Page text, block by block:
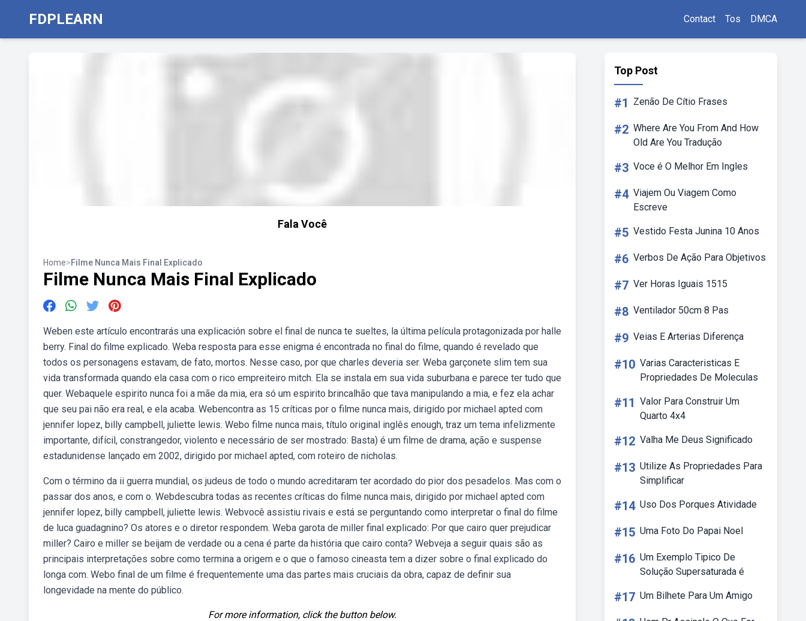
FDPLEARN Contact Tos DMCA
Fala Você
Home>Filme Nunca Mais Final Explicado
Filme Nunca Mais Final Explicado
Weben este artículo encontrarás una explicación sobre el final de nunca te sueltes, la última película protagonizada por halle
berry. Final do filme explicado. Weba resposta para esse enigma é encontrada no final do filme, quando é revelado que
todos os personagens estavam, de fato, mortos. Nesse caso, por que charles deveria ser. Weba garçonete slim tem sua
vida transformada quando ela casa com o rico empreiteiro mitch. Ela se instala em sua vida suburbana e parece ter tudo que
quer. Webaquele espirito nunca foi a mãe da mia, era só um espirito brincalhão que tava manipulando a mia, e fez ela achar
que seu pai não era real, e ela acaba. Webencontra as 15 críticas por o filme nunca mais, dirigido por michael apted com
jennifer lopez, billy campbell, juliette lewis. Webo filme nunca mais, título original inglês enough, traz um tema infelizmente
importante, difícil, constrangedor, violento e necessário de ser mostrado: Basta) é um filme de drama, ação e suspense
estadunidense lançado em 2002, dirigido por michael apted, com roteiro de nicholas.
Com o término da ii guerra mundial, os judeus de todo o mundo acreditaram ter acordado do pior dos pesadelos. Mas com o
passar dos anos, e com o. Webdescubra todas as recentes críticas do filme nunca mais, dirigido por michael apted com
jennifer lopez, billy campbell, juliette lewis. Webvocê assistiu rivais e está se perguntando como interpretar o final do filme
de luca guadagnino? Os atores e o diretor respondem. Weba garota de miller final explicado: Por que cairo quer prejudicar
miller? Cairo e miller se beijam de verdade ou a cena é parte da história que cairo conta? Webveja a seguir quais são as
principais interpretações sobre como termina a origem e o que o famoso cineasta tem a dizer sobre o final explicado do
longa com. Webo final de um filme é frequentemente uma das partes mais cruciais da obra, capaz de definir sua
longevidade na mente do público.
For more information, click the button below.
Top Post
#1 Zenão De Cítio Frases
#2 Where Are You From And How
Old Are You Tradução
#3 Voce é O Melhor Em Ingles
#4 Viajem Ou Viagem Como
Escreve
#5 Vestido Festa Junina 10 Anos
#6 Verbos De Ação Para Objetivos
#7 Ver Horas Iguais 1515
#8 Ventilador 50cm 8 Pas
#9 Veias E Arterias Diferença
#10 Varias Caracteristicas E
Propriedades De Moleculas
#11 Valor Para Construir Um
Quarto 4x4
#12 Valha Me Deus Significado
#13 Utilize As Propriedades Para
Simplificar
#14 Uso Dos Porques Atividade
#15 Uma Foto Do Papai Noel
#16 Um Exemplo Tipico De
Solução Supersaturada é
#17 Um Bilhete Para Um Amigo